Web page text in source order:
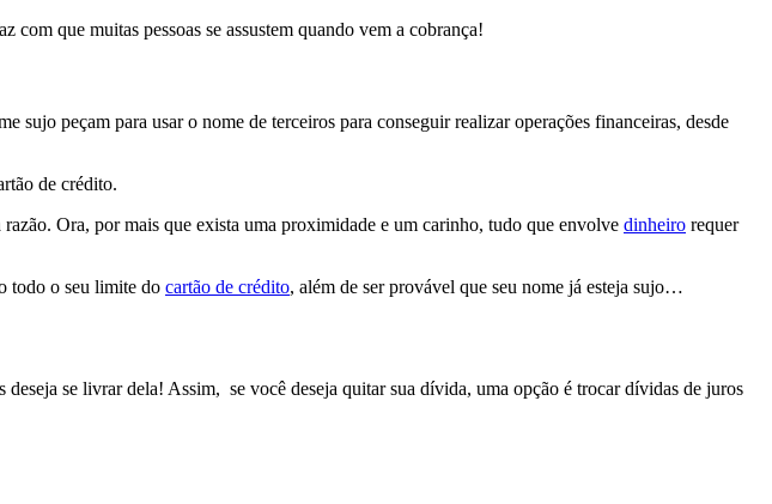
com que muitas pessoas se assustem quando vem a cobrança!
sujo peçam para usar o nome de terceiros para conseguir realizar operações financeiras, desde
de crédito.
Ora, por mais que exista uma proximidade e um carinho, tudo que envolve dinheiro requer
todo o seu limite do cartão de crédito, além de ser provável que seu nome já esteja sujo…
se livrar dela! Assim, se você deseja quitar sua dívida, uma opção é trocar dívidas de juros